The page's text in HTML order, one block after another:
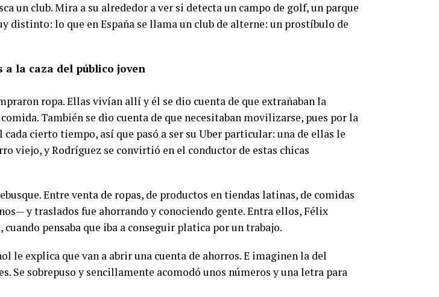
un club. Mira a su alrededor a ver si detecta un campo de golf, un parque
distinto: lo que en España se llama un club de alterne: un prostíbulo de
a la caza del público joven
ropa. Ellas vivían allí y él se dio cuenta de que extrañaban la
También se dio cuenta de que necesitaban movilizarse, pues por la
cierto tiempo, así que pasó a ser su Uber particular: una de ellas le
viejo, y Rodríguez se convirtió en el conductor de estas chicas
Entre venta de ropas, de productos en tiendas latinas, de comidas
y traslados fue ahorrando y conociendo gente. Entra ellos, Félix
pensaba que iba a conseguir platica por un trabajo.
le explica que van a abrir una cuenta de ahorros. E imaginen la del
Se sobrepuso y sencillamente acomodó unos números y una letra para